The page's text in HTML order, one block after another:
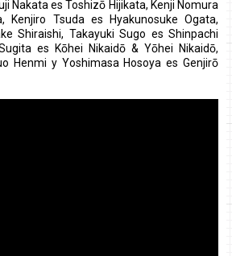
Nakata es Toshizō Hijikata, Kenji Nomura
Kenjiro Tsuda es Hyakunosuke Ogata,
Shiraishi, Takayuki Sugo es Shinpachi
es Kōhei Nikaidō & Yōhei Nikaidō,
Henmi y Yoshimasa Hosoya es Genjirō